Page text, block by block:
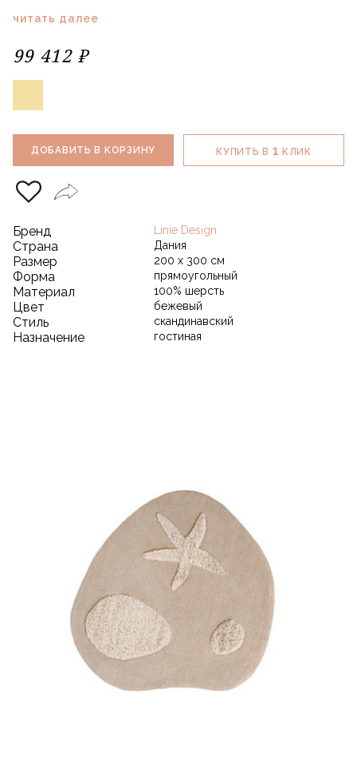
читать далее
99 412 ₽
ДОБАВИТЬ В КОРЗИНУ КУПИТЬ В 1 КЛИК
Бренд Linie Design
Страна Дания
Размер 200 х 300 см
Форма прямоугольный
Материал 100% шерсть
Цвет бежевый
Стиль скандинавский
Назначение гостиная